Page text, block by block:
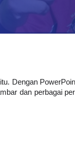
Dengan
dan perbagai